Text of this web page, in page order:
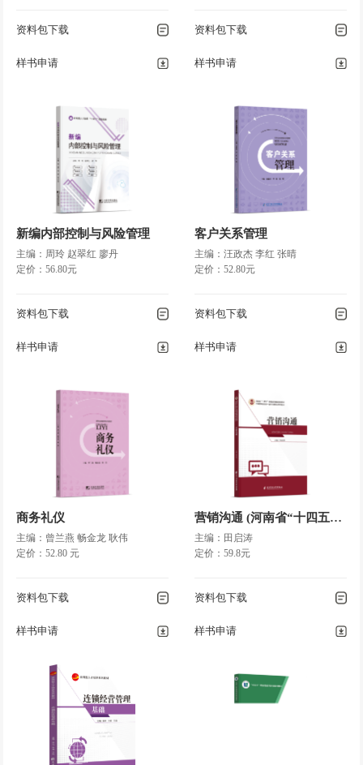
◎ 复习思考题
158
◎ 任务一 领会领导的内
涵……………………………………………………… 162
◎ 任务二 掌握各种领导理
论…………………………………………………… 165
◎ 任务三 激励理论
……………………………………………………………… 179
◎ 任务四 沟通理论
…………………………………………………………………………
206
项目七 控制
◎ 任务一 理解控制的内
涵……………………………………………………… 210
◎ 任务二 把握控制的原则和过程
…………………………………………… 214
◎ 任务三 掌握控制的方法和技术
◎ 任务四 学会管理审
◎ 项目小结
◎ 复习思考题
………………………………………………………………………
资料包下载
样书申请
资料包下载
样书申请
新编内部控制与风险管理
主编：周玲 赵翠红 廖丹
定价：56.80元
资料包下载
样书申请
客户关系管理
主编：汪政杰 李红 张晴
定价：52.80元
资料包下载
样书申请
商务礼仪
主编：曾兰燕 畅金龙 耿伟
定价：52.80 元
资料包下载
样书申请
营销沟通 (河南省“十四五”)国家规划教材/国家一流建设点教材
主编：田启涛
定价：59.8元
资料包下载
样书申请